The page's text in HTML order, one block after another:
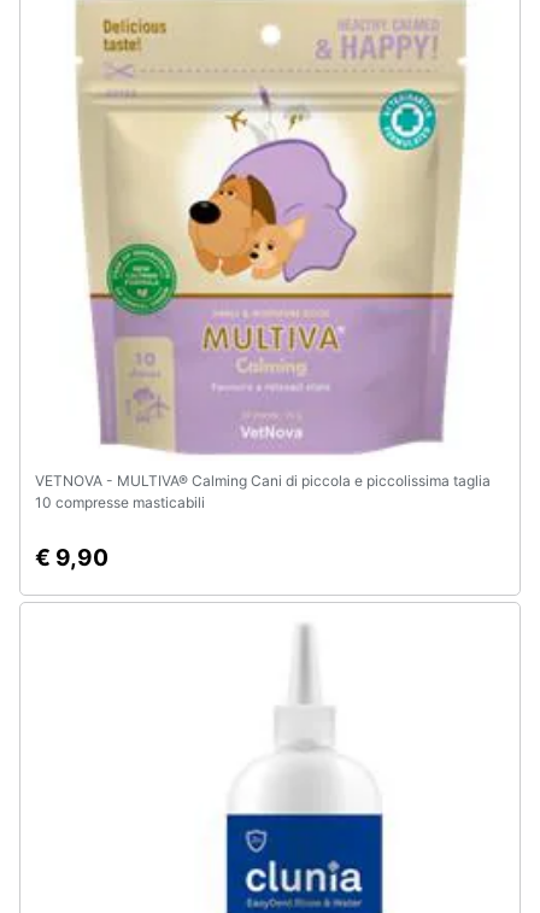
VETNOVA - MULTIVA® Calming Cani di piccola e piccolissima taglia
10 compresse masticabili
€ 9,90